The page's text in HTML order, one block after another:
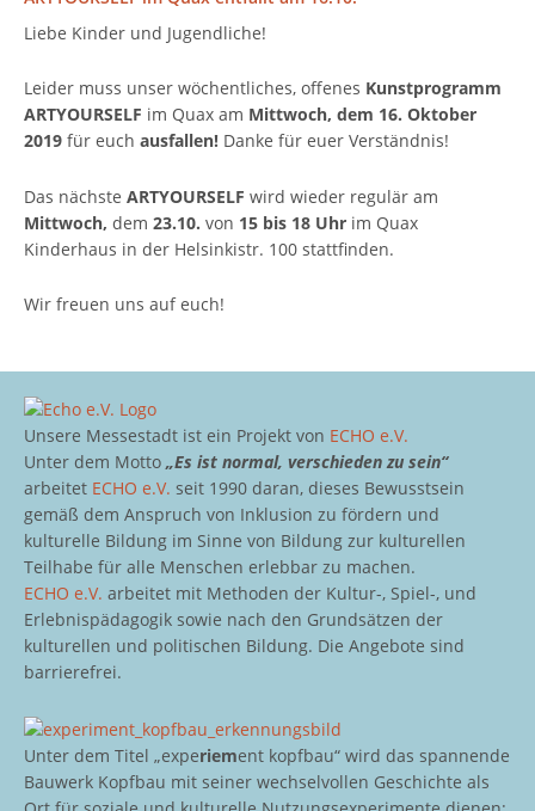
Liebe Kinder und Jugendliche!
Leider muss unser wöchentliches, offenes Kunstprogramm
ARTYOURSELF im Quax am Mittwoch, dem 16. Oktober
2019 für euch ausfallen! Danke für euer Verständnis!
Das nächste ARTYOURSELF wird wieder regulär am
Mittwoch, dem 23.10. von 15 bis 18 Uhr im Quax
Kinderhaus in der Helsinkistr. 100 stattfinden.
Wir freuen uns auf euch!
Unsere Messestadt ist ein Projekt von ECHO e.V.
Unter dem Motto „Es ist normal, verschieden zu sein“
arbeitet ECHO e.V. seit 1990 daran, dieses Bewusstsein
gemäß dem Anspruch von Inklusion zu fördern und
kulturelle Bildung im Sinne von Bildung zur kulturellen
Teilhabe für alle Menschen erlebbar zu machen.
ECHO e.V. arbeitet mit Methoden der Kultur-, Spiel-, und
Erlebnispädagogik sowie nach den Grundsätzen der
kulturellen und politischen Bildung. Die Angebote sind
barrierefrei.
Unter dem Titel „experiement kopfbau“ wird das spannende
Bauwerk Kopfbau mit seiner wechselvollen Geschichte als